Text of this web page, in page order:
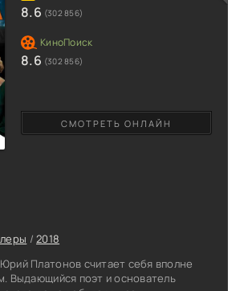
культуры оказываются на
попадают в
/2018
Платонов считает себя вполне
Выдающийся поэт и основатель
СМОТРЕТЬ ОНЛАЙН
8.6 (302 856)
8.6 (302 856)